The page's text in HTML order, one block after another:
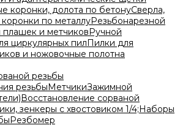
коронки, долота по бетонуСверла,
по металлуРезьбонарезной
и метчиковРучной
циркулярных пилПилки для
и ножовочные полотна
резьбы
резьбыМетчикиЗажимной
Восстановление сорваной
зенкеры с хвостовиком 1/4;Наборы
Резбомер